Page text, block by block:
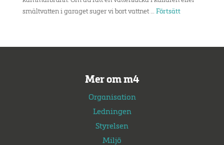
smältvatten i garaget suger vi bort vattnet … Förtsätt
Mer om m4
Organisation
Ledningen
Styrelsen
Miljö